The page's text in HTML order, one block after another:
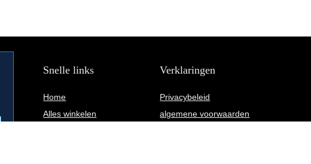
Snelle links
Home
Alles winkelen
Verklaringen
Privacybeleid
algemene voorwaarden